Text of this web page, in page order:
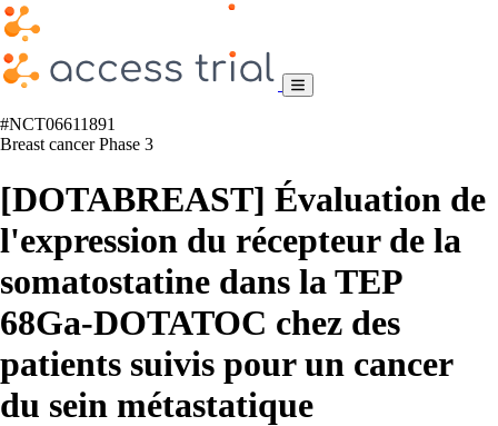
#NCT06611891
Breast cancerPhase 3
[DOTABREAST] Évaluation de
l'expression du récepteur de la
somatostatine dans la TEP
68Ga-DOTATOC chez des
patients suivis pour un cancer
du sein métastatique